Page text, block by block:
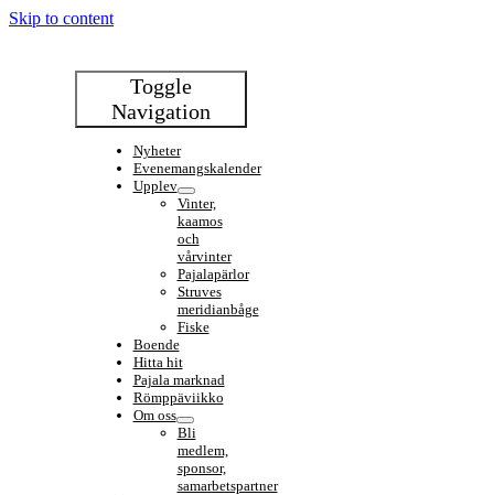
Skip to content
Toggle
Navigation
Nyheter
Evenemangskalender
Upplev
Vinter,
kaamos
och
vårvinter
Pajalapärlor
Struves
meridianbåge
Fiske
Boende
Hitta hit
Pajala marknad
Römppäviikko
Om oss
Bli
medlem,
sponsor,
samarbetspartner